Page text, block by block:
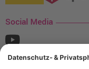
Social Media
¹ Nur gültig für den Versand